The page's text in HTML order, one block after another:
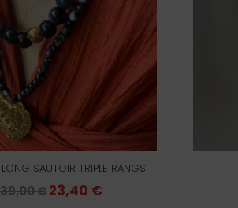
SAUTOIR TRIPLE RANGS
39,00€Le
23,40 €